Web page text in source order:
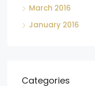
March 2016
January 2016
Categories